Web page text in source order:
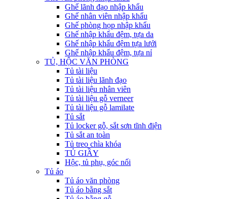
Ghế lãnh đạo nhập khẩu
Ghế nhân viên nhập khẩu
Ghế phòng họp nhập khẩu
Ghế nhập khẩu đệm, tựa da
Ghế nhập khẩu đệm tựa lưới
Ghế nhập khẩu đệm, tựa nỉ
TỦ, HỘC VĂN PHÒNG
Tủ tài liệu
Tủ tài liệu lãnh đạo
Tủ tài liệu nhân viên
Tủ tài liệu gỗ verneer
Tủ tài liệu gỗ lamilate
Tủ sắt
Tủ locker gỗ, sắt sơn tĩnh điện
Tủ sắt an toàn
Tủ treo chìa khóa
TỦ GIẦY
Hộc, tủ phụ, góc nối
Tủ áo
Tủ áo văn phòng
Tủ áo bằng sắt